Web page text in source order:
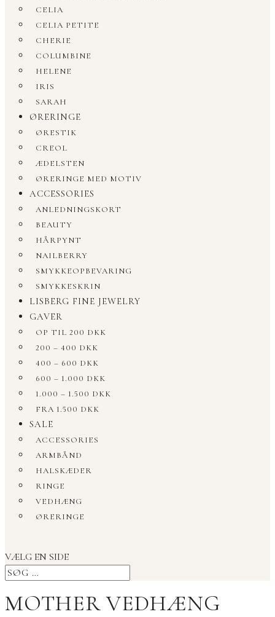
CELIA
CELIA PETITE
CHERIE
COLUMBINE
HELENE
IRIS
SARAH
ØRERINGE
ØRESTIK
CREOL
ÆDELSTEN
ØRERINGE MED MOTIV
ACCESSORIES
ANLEDNINGSKORT
BEAUTY
HÅRPYNT
NAILBERRY
SMYKKEOPBEVARING
SMYKKESKRIN
LISBERG FINE JEWELRY
GAVER
OP TIL 200 DKK
200 – 400 DKK
400 – 600 DKK
600 – 1.000 DKK
1.000 – 1.500 DKK
FRA 1.500 DKK
SALE
ACCESSORIES
ARMBÅND
HALSKÆDER
RINGE
VEDHÆNG
ØRERINGE
VÆLG EN SIDE
MOTHER VEDHÆNG